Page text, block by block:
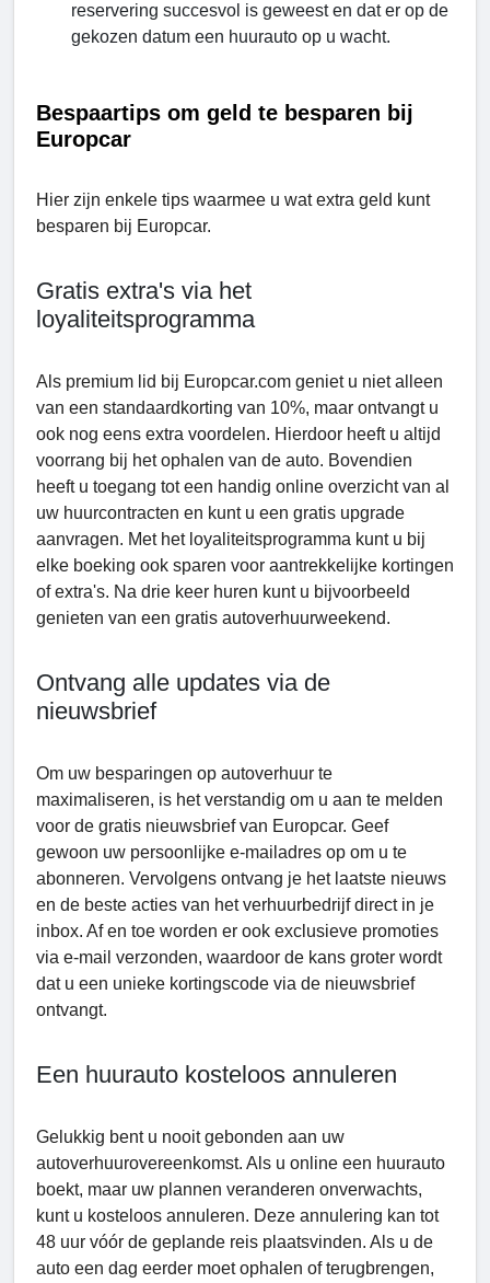
reservering succesvol is geweest en dat er op de
gekozen datum een ​​huurauto op u wacht.
Bespaartips om geld te besparen bij
Europcar
Hier zijn enkele tips waarmee u wat extra geld kunt
besparen bij Europcar.
Gratis extra's via het
loyaliteitsprogramma
Als premium lid bij Europcar.com geniet u niet alleen
van een standaardkorting van 10%, maar ontvangt u
ook nog eens extra voordelen. Hierdoor heeft u altijd
voorrang bij het ophalen van de auto. Bovendien
heeft u toegang tot een handig online overzicht van al
uw huurcontracten en kunt u een gratis upgrade
aanvragen. Met het loyaliteitsprogramma kunt u bij
elke boeking ook sparen voor aantrekkelijke kortingen
of extra's. Na drie keer huren kunt u bijvoorbeeld
genieten van een gratis autoverhuurweekend.
Ontvang alle updates via de
nieuwsbrief
Om uw besparingen op autoverhuur te
maximaliseren, is het verstandig om u aan te melden
voor de gratis nieuwsbrief van Europcar. Geef
gewoon uw persoonlijke e-mailadres op om u te
abonneren. Vervolgens ontvang je het laatste nieuws
en de beste acties van het verhuurbedrijf direct in je
inbox. Af en toe worden er ook exclusieve promoties
via e-mail verzonden, waardoor de kans groter wordt
dat u een unieke kortingscode via de nieuwsbrief
ontvangt.
Een huurauto kosteloos annuleren
Gelukkig bent u nooit gebonden aan uw
autoverhuurovereenkomst. Als u online een huurauto
boekt, maar uw plannen veranderen onverwachts,
kunt u kosteloos annuleren. Deze annulering kan tot
48 uur vóór de geplande reis plaatsvinden. Als u de
auto een dag eerder moet ophalen of terugbrengen,